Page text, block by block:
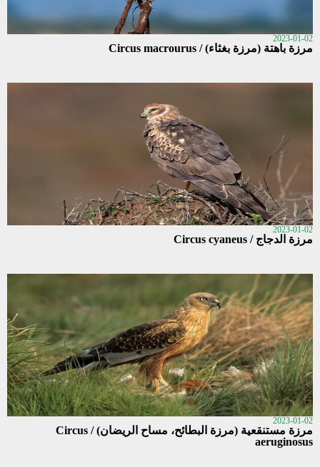
2023-01-02
مرزة باهتة (مرزة بغثاء) / Circus macrourus
2023-01-02
مرزة الدجاج / Circus cyaneus
2023-01-02
مرزة مستنقعية (مرزة البطائح، مساح الريضان) / Circus
aeruginosus